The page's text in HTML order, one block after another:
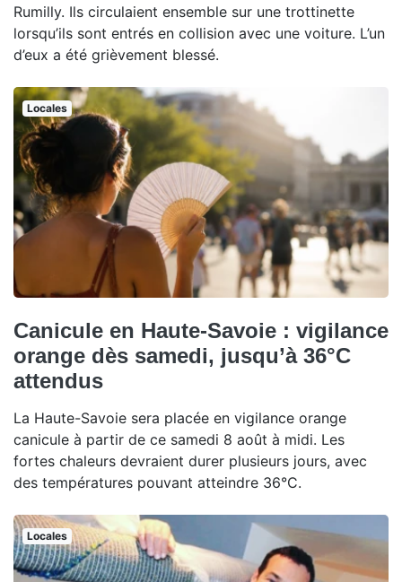
Rumilly. Ils circulaient ensemble sur une trottinette
lorsqu’ils sont entrés en collision avec une voiture. L’un
d’eux a été grièvement blessé.
Locales
Canicule en Haute-Savoie : vigilance
orange dès samedi, jusqu’à 36°C
attendus
La Haute-Savoie sera placée en vigilance orange
canicule à partir de ce samedi 8 août à midi. Les
fortes chaleurs devraient durer plusieurs jours, avec
des températures pouvant atteindre 36°C.
Locales